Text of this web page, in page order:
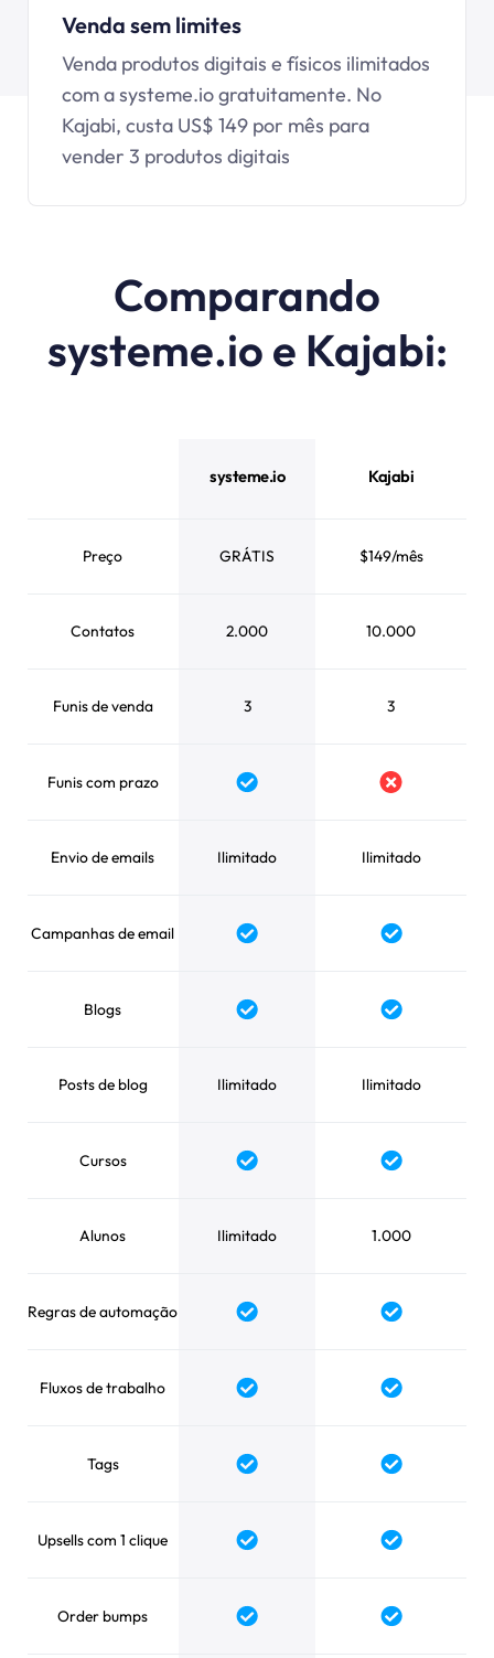
Venda sem limites
Venda produtos digitais e físicos ilimitados
com asysteme.iogratuitamente. No
Kajabi, custa US$ 149 por mês para
vender 3 produtos digitais
Comparando
systeme.io e Kajabi:
systeme.io Kajabi
Preço GRÁTIS $149/mês
Contatos 2.000 10.000
Funis de venda 3 3
Funis com prazo
Envio de emails Ilimitado Ilimitado
Campanhas de email
Blogs
Posts de blog Ilimitado Ilimitado
Cursos
Alunos Ilimitado 1.000
Regras de automação
Fluxos de trabalho
Tags
Upsells com 1 clique
Order bumps